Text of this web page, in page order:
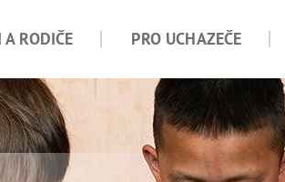
A RODIČE PRO UCHAZEČE